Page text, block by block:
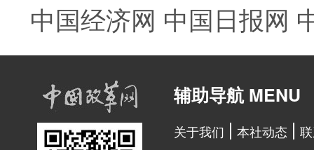
中国经济网 中国日报网
辅助导航 MENU
关于我们 本社动态